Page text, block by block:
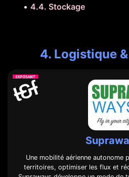
• 4.4. Stockage
4. Logistique
Une mobilité aérienne autonome
territoires, optimiser les flux et